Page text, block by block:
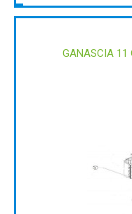
GANASCIA 11